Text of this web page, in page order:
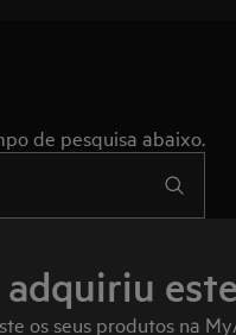
de pesquisa abaixo.
adquiriu
os seus produtos na